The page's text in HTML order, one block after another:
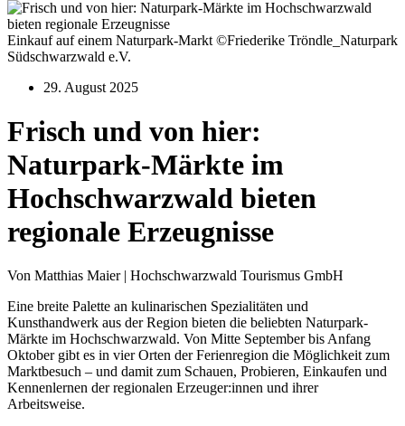
Einkauf auf einem Naturpark-Markt ©Friederike Tröndle_Naturpark
Südschwarzwald e.V.
29. August 2025
Frisch und von hier:
Naturpark-Märkte im
Hochschwarzwald bieten
regionale Erzeugnisse
Von Matthias Maier | Hochschwarzwald Tourismus GmbH
Eine breite Palette an kulinarischen Spezialitäten und
Kunsthandwerk aus der Region bieten die beliebten Naturpark-
Märkte im Hochschwarzwald. Von Mitte September bis Anfang
Oktober gibt es in vier Orten der Ferienregion die Möglichkeit zum
Marktbesuch – und damit zum Schauen, Probieren, Einkaufen und
Kennenlernen der regionalen Erzeuger:innen und ihrer
Arbeitsweise.